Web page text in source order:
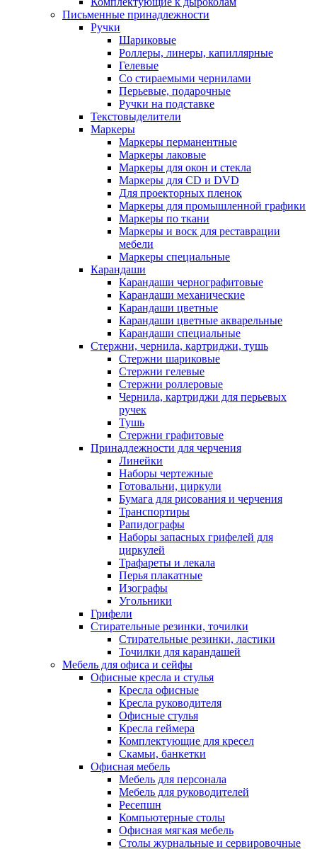
Письменные принадлежности
Ручки
Шариковые
Роллеры, линеры, капиллярные
Гелевые
Со стираемыми чернилами
Перьевые, подарочные
Ручки на подставке
Текстовыделители
Маркеры
Маркеры перманентные
Маркеры лаковые
Маркеры для окон и стекла
Маркеры для CD и DVD
Для проекторных пленок
Маркеры для промышленной графики
Маркеры по ткани
Маркеры и воск для реставрации
мебели
Маркеры специальные
Карандаши
Карандаши чернографитовые
Карандаши механические
Карандаши цветные
Карандаши цветные акварельные
Карандаши специальные
Стержни, чернила, картриджи, тушь
Стержни шариковые
Стержни гелевые
Стержни роллеровые
Чернила, картриджи для перьевых
ручек
Тушь
Стержни графитовые
Принадлежности для черчения
Линейки
Наборы чертежные
Готовальни, циркули
Бумага для рисования и черчения
Транспортиры
Рапидографы
Наборы запасных грифелей для
циркулей
Трафареты и лекала
Перья плакатные
Изографы
Угольники
Грифели
Стирательные резинки, точилки
Стирательные резинки, ластики
Точилки для карандашей
Мебель для офиса и сейфы
Офисные кресла и стулья
Кресла офисные
Кресла руководителя
Офисные стулья
Кресла геймера
Комплектующие для кресел
Скамьи, банкетки
Офисная мебель
Мебель для персонала
Мебель для руководителей
Ресепшн
Компьютерные столы
Офисная мягкая мебель
Столы журнальные и сервировочные